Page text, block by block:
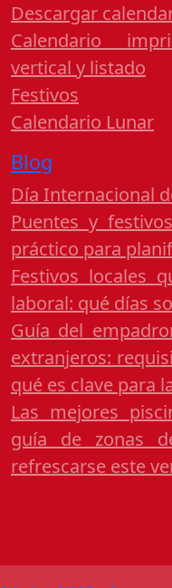
Descargar
Calendario
vertical y listado
Festivos
Calendario Lunar
Blog
Día Internacional
Puentes y
práctico para
Festivos locales
laboral: qué días
Guía del
extranjeros:
qué es clave para
Las mejores
guía de zonas
refrescarse este